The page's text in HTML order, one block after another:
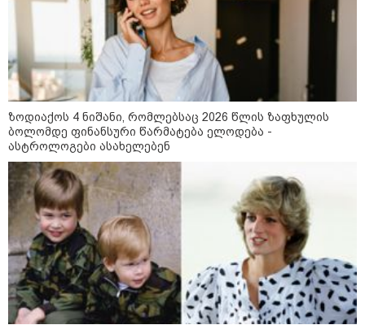
"ბავშვობიდან ასე ვარ..
ფანატიკურად ვარ შეყვარებული
საქართველოზე" - გაიცანით
მარტინ გუიმჯიანი, ქართულ
ენასა და საქართველოზე
შეყვარებული სომეხი ბიჭი
23:15 / 07-08-2026
ამოუცნობი ანომალიური
მოვლენები - ტრამპის
ადმინისტრაციამ “UFO”- ს
ფაილების მორიგი პაკეტი
გამოაქვეყნა
22:30 / 07-08-2026
ინტერნეტში ამაღელვებელი
კადრები ვრცელდება - როგორ
გადაარჩინა 56 წლის კაცმა
ბავშვები აბობოქრებულ ზღვაში
დახრჩობას
ზოდიაქოს 4 ნიშანი, რომლებსაც 2026 წლის ზაფხულის
ბოლომდე ფინანსური წარმატება ელოდება -
ასტროლოგები ასახელებენ